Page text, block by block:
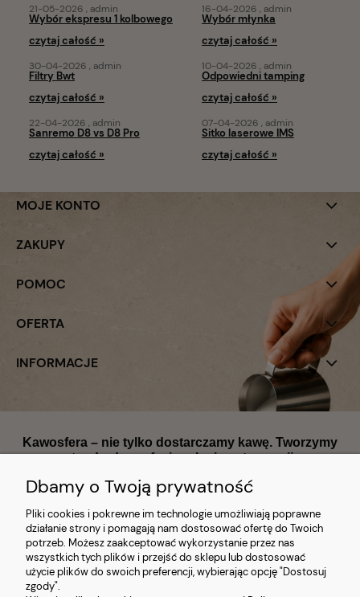
Wybór ekspresu 1 kolbowego
21-05-2026 , admin
czytaj całość »
Filtry Bwt
30-04-2026 , admin
czytaj całość »
Sanremo D8 vs D8 Pro
22-04-2026 , admin
czytaj całość »
Wybór młynka
16-04-2026 , admin
czytaj całość »
Odpowiedni tamping
10-04-2026 , admin
czytaj całość »
Sitko laserowe IMS
07-04-2026 , admin
czytaj całość »
MOJE KONTO
ZAKUPY
POMOC
OFERTA
INFORMACJE
Kawosfera – nie tylko dostarczamy kawę. Tworzymy
standardy profesjonalnej gastronomii.
Największy dostawca ekspresów, kawy i części zamiennych w Polsce
|Wyłączny dystrybutor marek premium | Magazyn 1300 m²
Ekspresowa realizacja
Dbamy o Twoją prywatność
Pliki cookies i pokrewne im technologie umożliwiają poprawne
działanie strony i pomagają nam dostosować ofertę do Twoich
potrzeb. Możesz zaakceptować wykorzystanie przez nas
wszystkich tych plików i przejść do sklepu lub dostosować
użycie plików do swoich preferencji, wybierając opcję "Dostosuj
zgody".